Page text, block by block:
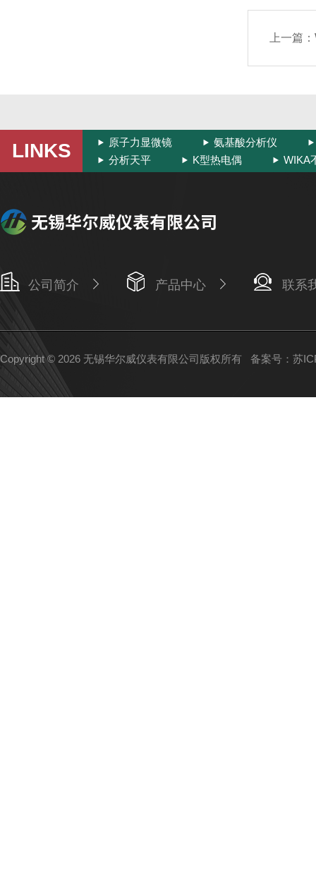
上一篇：
LINKS 原子力显微镜
氨基酸分析仪
分析天平
K型热电偶 WIKA
公司简介 产品中心 联系
Copyright © 2026 无锡华尔威仪表有限公司版权所有 备案号：苏